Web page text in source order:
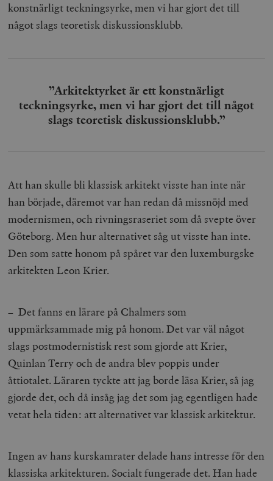
konstnärligt teckningsyrke, men vi har gjort det till
något slags teoretisk diskussionsklubb.
”Arkitektyrket är ett konstnärligt
teckningsyrke, men vi har gjort det till något
slags teoretisk diskussionsklubb.”
Att han skulle bli klassisk arkitekt visste han inte när
han började, däremot var han redan då missnöjd med
modernismen, och rivningsraseriet som då svepte över
Göteborg. Men hur alternativet såg ut visste han inte.
Den som satte honom på spåret var den luxemburgske
arkitekten Leon Krier.
– Det fanns en lärare på Chalmers som
uppmärksammade mig på honom. Det var väl något
slags postmodernistisk rest som gjorde att Krier,
Quinlan Terry och de andra blev poppis under
åttiotalet. Läraren tyckte att jag borde läsa Krier, så jag
gjorde det, och då insåg jag det som jag egentligen hade
vetat hela tiden: att alternativet var klassisk arkitektur.
Ingen av hans kurskamrater delade hans intresse för den
klassiska arkitekturen. Socialt fungerade det. Han hade